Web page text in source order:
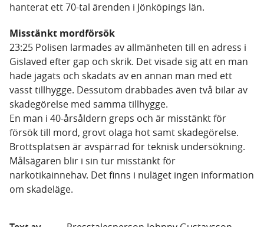
hanterat ett 70-tal ärenden i Jönköpings län.
Misstänkt mordförsök
23:25 Polisen larmades av allmänheten till en adress i
Gislaved efter gap och skrik. Det visade sig att en man
hade jagats och skadats av en annan man med ett
vasst tillhygge. Dessutom drabbades även två bilar av
skadegörelse med samma tillhygge.
En man i 40-årsåldern greps och är misstänkt för
försök till mord, grovt olaga hot samt skadegörelse.
Brottsplatsen är avspärrad för teknisk undersökning.
Målsägaren blir i sin tur misstänkt för
narkotikainnehav. Det finns i nuläget ingen information
om skadeläge.